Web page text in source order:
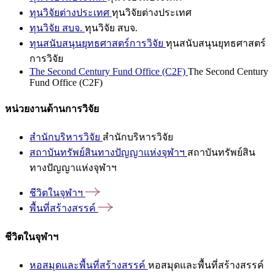
ทุนวิจัยต่างประเทศ ทุนวิจัยต่างประเทศ
ทุนวิจัย สบจ. ทุนวิจัย สบจ.
ทุนสนับสนุนยุทธศาสตร์การวิจัย ทุนสนับสนุนยุทธศาสตร์
การวิจัย
The Second Century Fund Office (C2F) The Second Century
Fund Office (C2F)
หน่วยงานด้านการวิจัย
สำนักบริหารวิจัย สำนักบริหารวิจัย
สถาบันทรัพย์สินทางปัญญาแห่งจุฬาฯ สถาบันทรัพย์สิน
ทางปัญญาแห่งจุฬาฯ
ชีวิตในจุฬาฯ
พื้นที่สร้างสรรค์
ชีวิตในจุฬาฯ
หอสมุดและพื้นที่สร้างสรรค์ หอสมุดและพื้นที่สร้างสรรค์